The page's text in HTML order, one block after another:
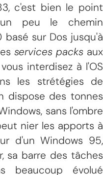
c'est bien le point
peu le chemin
basé sur Dos jusqu'à
services packsaux
interdisez à l'OS
les strétégies de
dispose des tonnes
sans l'ombre
nier les apports à
d'un Windows 95,
sa barre des tâches
beaucoup évolué